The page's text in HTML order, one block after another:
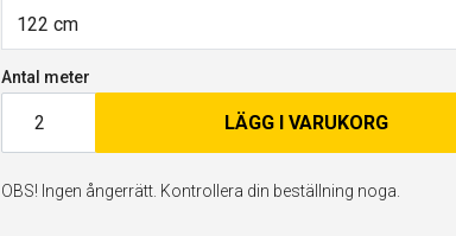
122 cm
Antal meter
LÄGG I VARUKORG
OBS! Ingen ångerrätt. Kontrollera din beställning noga.